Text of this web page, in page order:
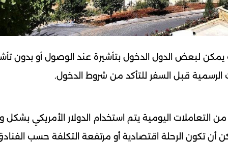
لبعض الدول الدخول بتأشيرة عند الوصول أو بدون
الرسمية قبل السفر للتأكد من شروط الدخول.
التعاملات اليومية يتم استخدام الدولار الأمريكي بشكل
تكون الرحلة اقتصادية أو مرتفعة التكلفة حسب